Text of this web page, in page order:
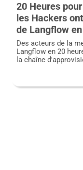
20 Heures
les Hackers
de Langflow
Des acteurs de la
Langflow en 20
la chaîne